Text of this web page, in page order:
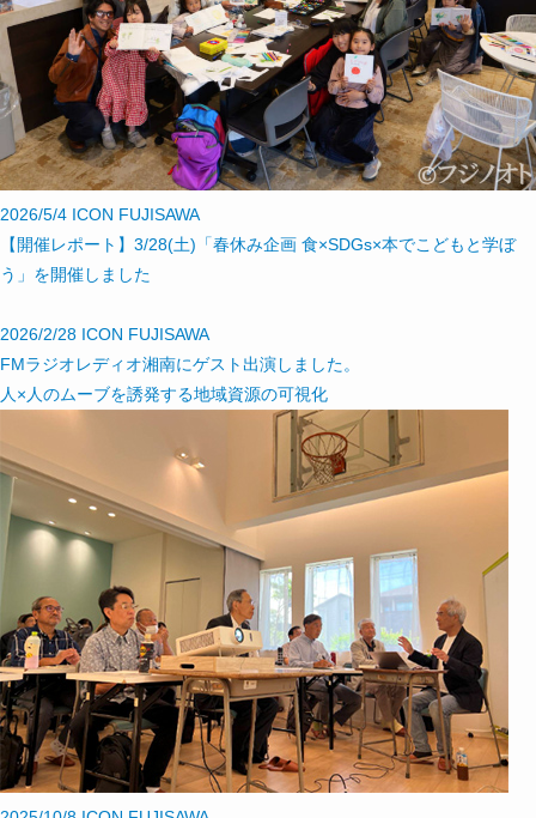
2026/5/4 ICON FUJISAWA
【開催レポート】3/28(土)「春休み企画 食×SDGs×本でこどもと学ぼ
う」を開催しました
2026/2/28 ICON FUJISAWA
FMラジオレディオ湘南にゲスト出演しました。
人×人のムーブを誘発する地域資源の可視化